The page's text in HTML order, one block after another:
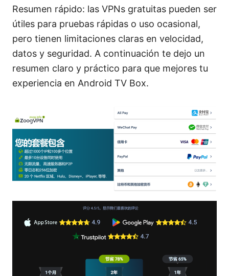
Resumen rápido: las VPNs gratuitas pueden ser
útiles para pruebas rápidas o uso ocasional,
pero tienen limitaciones claras en velocidad,
datos y seguridad. A continuación te dejo un
resumen claro y práctico para que mejores tu
experiencia en Android TV Box.